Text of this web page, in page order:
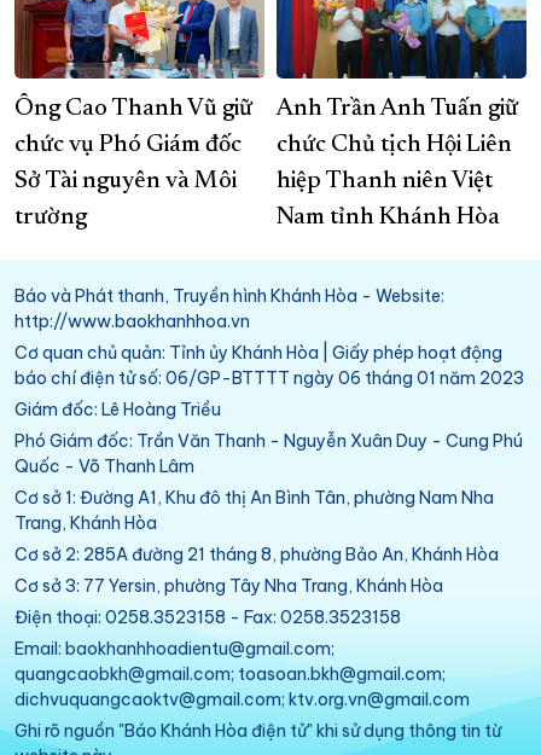
Ông Cao Thanh Vũ giữ
chức vụ Phó Giám đốc
Sở Tài nguyên và Môi
trường
Anh Trần Anh Tuấn giữ
chức Chủ tịch Hội Liên
hiệp Thanh niên Việt
Nam tỉnh Khánh Hòa
Báo và Phát thanh, Truyền hình Khánh Hòa - Website:
http://www.baokhanhhoa.vn
Cơ quan chủ quản: Tỉnh ủy Khánh Hòa | Giấy phép hoạt động
báo chí điện tử số: 06/GP-BTTTT ngày 06 tháng 01 năm 2023
Giám đốc: Lê Hoàng Triều
Phó Giám đốc: Trần Văn Thanh - Nguyễn Xuân Duy - Cung Phú
Quốc - Võ Thanh Lâm
Cơ sở 1: Đường A1, Khu đô thị An Bình Tân, phường Nam Nha
Trang, Khánh Hòa
Cơ sở 2: 285A đường 21 tháng 8, phường Bảo An, Khánh Hòa
Cơ sở 3: 77 Yersin, phường Tây Nha Trang, Khánh Hòa
Điện thoại: 0258.3523158 - Fax: 0258.3523158
Email: baokhanhhoadientu@gmail.com;
quangcaobkh@gmail.com; toasoan.bkh@gmail.com;
dichvuquangcaoktv@gmail.com; ktv.org.vn@gmail.com
Ghi rõ nguồn "Báo Khánh Hòa điện tử" khi sử dụng thông tin từ